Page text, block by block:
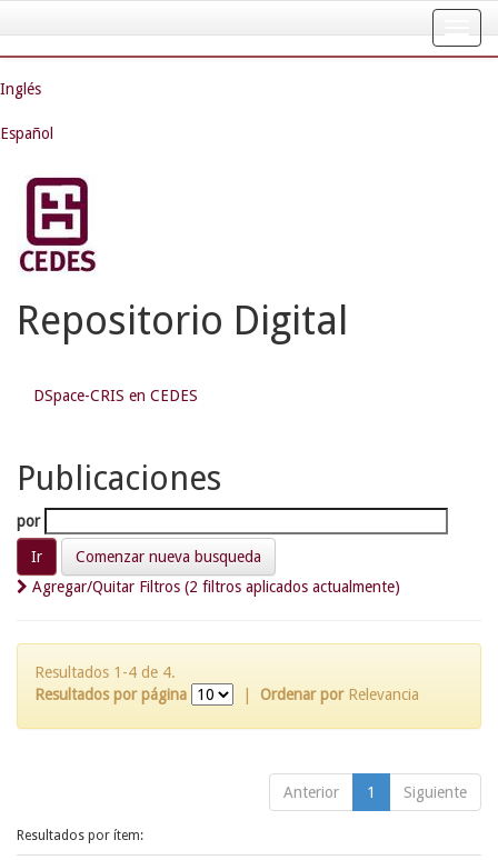
navigation
Inglés
Español
Repositorio Digital
DSpace-CRIS en CEDES
Publicaciones
por
Comenzar nueva busqueda
Agregar/Quitar Filtros (2 filtros aplicados actualmente)
Resultados 1-4 de 4.
Resultados por página
Ordenar por Relevancia
Anterior 1 Siguiente
Resultados por ítem: